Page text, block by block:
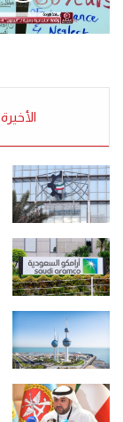
الأحد 5 مايو 2019
5-2019.
الأخيرة